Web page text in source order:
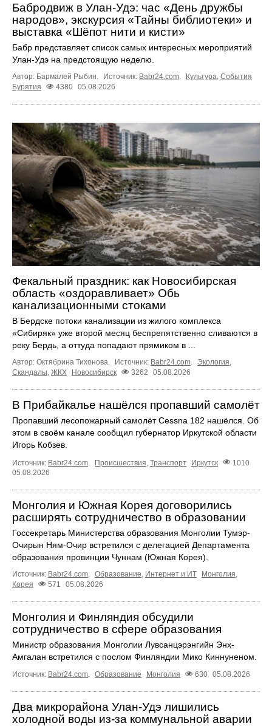
Бабродвиж в Улан-Удэ: час «День дружбы
народов», экскурсия «Тайны библиотеки» и
выставка «Шёпот нити и кисти»
Бабр представляет список самых интересных мероприятий
Улан-Удэ на предстоящую неделю.
Автор: Бармалей Рыбин. Источник: Babr24.com Культура События
Бурятия
4380 05.08.2026
Фекальный праздник: как Новосибирская
область «оздоравливает» Обь
канализационными стоками
В Бердске потоки канализации из жилого комплекса
«Сибиряк» уже второй месяц беспрепятственно сливаются в
реку Бердь, а оттуда попадают прямиком в ...
Автор: Октябрина Тихонова. Источник: Babr24.com. Экология,
Скандалы, ЖКХ Новосибирск 3262 05.08.2026
В Прибайкалье нашёлся пропавший самолёт
Пропавший лесопожарный самолёт Cessna 182 нашёлся. Об
этом в своём канале сообщил губернатор Иркутской области
Игорь Кобзев.
Источник: Babr24.com Происшествия Транспорт Иркутск
1010
05.08.2026
Монголия и Южная Корея договорились
расширять сотрудничество в образовании
Госсекретарь Министерства образования Монголии Тумэр-
Очирын Ням-Очир встретился с делегацией Департамента
образования провинции Чуннам (Южная Корея).
Источник: Babr24.com Образование Интернет и ИТ Монголия
Корея
571 05.08.2026
Монголия и Финляндия обсудили
сотрудничество в сфере образования
Министр образования Монголии Лувсанцэрэнгийн Энх-
Амгалан встретился с послом Финляндии Мико Киннуненом.
Источник: Babr24.com Образование Монголия 630 05.08.2026
Два микрорайона Улан-Удэ лишились
холодной воды из-за коммунальной аварии